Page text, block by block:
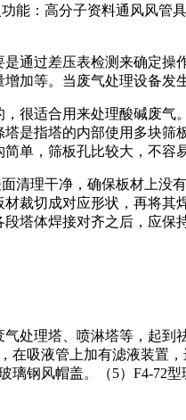
能：高分子资料通风风管
过差压表检测来确定操
加等。当废气处理设备发
很适合用来处理酸碱废
是指塔的内部使用多块
单，筛板孔比较大，不容
清理干净，确保板材上没
裁切成对应形状，再将
塔体焊接对齐之后，应
处理塔、喷淋塔等，起
在吸液管上加有滤液装置
璃钢风帽盖。（5）F4-72